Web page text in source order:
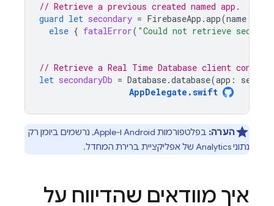
// Retrieve a previous created named app.
guard let secondary = FirebaseApp .app(name
else { fatalError( "Could not retrieve
// Retrieve a Real Time Database client
let secondaryDb = Database.database(app :
AppDelegate .swift
הערה:
בפלטפורמות Android ו-Apple, נרשמים ביומן רק
נתוניAnalytics של אפליקציית ברירת המחדל.
איך מוודאים שהדיווח על